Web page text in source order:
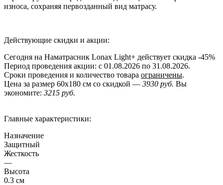
износа, сохраняя первозданный вид матрасу.
Действующие скидки и акции:
Сегодня на Наматрасник Lonax Light+ действует скидка -45%
Период проведения акции: с 01.08.2026 по 31.08.2026.
Сроки проведения и количество товара ограничены.
Цена за размер 60x180 см со скидкой — 3930 руб. Вы
экономите: 3215 руб.
Главные характеристики:
Назначение
Защитный
Жесткость
—
Высота
0.3 см